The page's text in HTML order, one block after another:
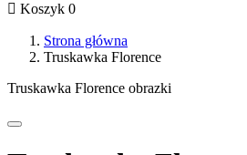
 Koszyk 0
Strona główna
Truskawka Florence
Truskawka Florence obrazki